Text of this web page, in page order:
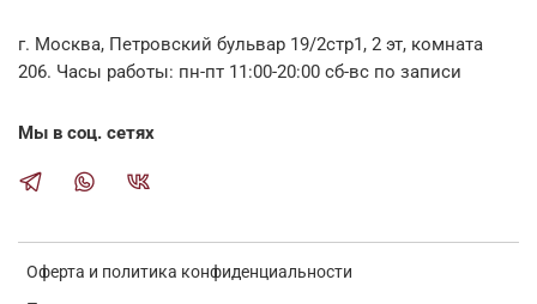
Оферта и политика конфиденциальности
г. Москва, Петровский бульвар 19/2стр1, 2 эт, комната
206. Часы работы: пн-пт 11:00-20:00 сб-вс по записи
Мы в соц. сетях